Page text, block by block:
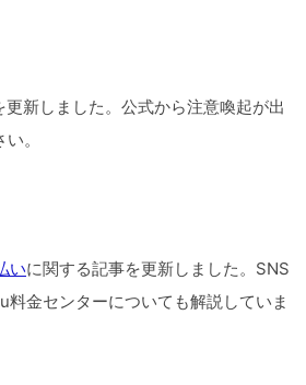
更新しました。公式から注意喚起が出
。
いに関する記事を更新しました。SNS
料金センターについても解説していま